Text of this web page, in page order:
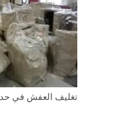
تغليف العفش في